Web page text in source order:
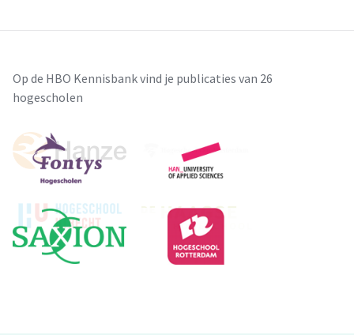
Op de HBO Kennisbank vind je publicaties van 26
hogescholen